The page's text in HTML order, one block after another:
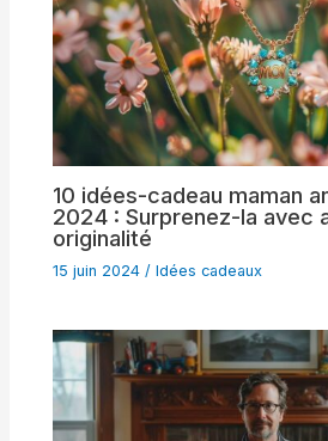
10 idées-cadeau maman
2024 : Surprenez-la avec
originalité
15 juin 2024 /Idées cadeaux